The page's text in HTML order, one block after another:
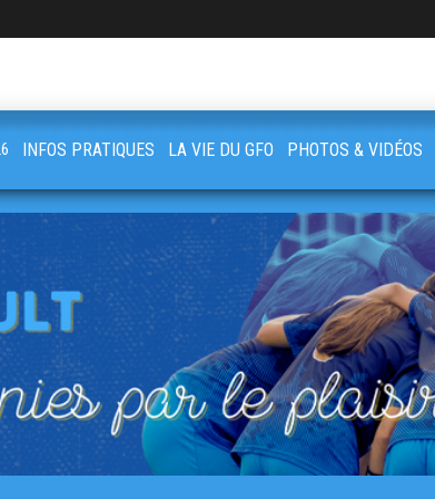
INFOS PRATIQUES LA VIE DU GFO PHOTOS & VIDÉOS